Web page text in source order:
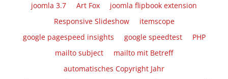
joomla 3.7
Art Fox
joomla flipbook extension
Responsive Slideshow
itemscope
google pagespeed insights
google speedtest
PHP
mailto subject
mailto mit Betreff
automatisches Copyright Jahr